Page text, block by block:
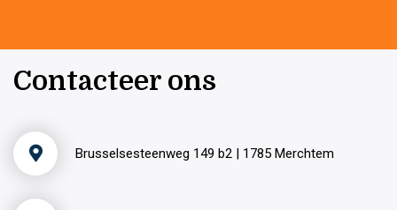
Contacteer ons
Brusselsesteenweg 149 b2 | 1785 Merchtem